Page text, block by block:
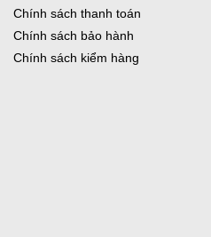
Chính sách thanh toán
Chính sách bảo hành
Chính sách kiểm hàng